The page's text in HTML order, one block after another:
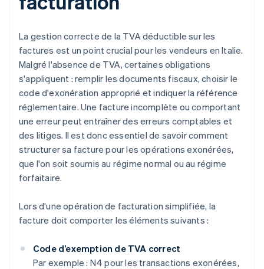
La gestion correcte de la TVA déductible sur les
factures est un point crucial pour les vendeurs en Italie.
Malgré l'absence de TVA, certaines obligations
s'appliquent : remplir les documents fiscaux, choisir le
code d'exonération approprié et indiquer la référence
réglementaire. Une facture incomplète ou comportant
une erreur peut entraîner des erreurs comptables et
des litiges. Il est donc essentiel de savoir comment
structurer sa facture pour les opérations exonérées,
que l'on soit soumis au régime normal ou au régime
forfaitaire.
Lors d'une opération de facturation simplifiée, la
facture doit comporter les éléments suivants :
Code d’exemption de TVA correct
Par exemple : N4 pour les transactions exonérées,